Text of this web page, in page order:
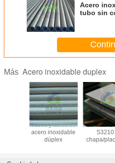
Acero
tubo sin
Más Acero inoxidable duplex
Tubos y tubos de
acero inoxidable
dúplex
LDX2101
chapa/